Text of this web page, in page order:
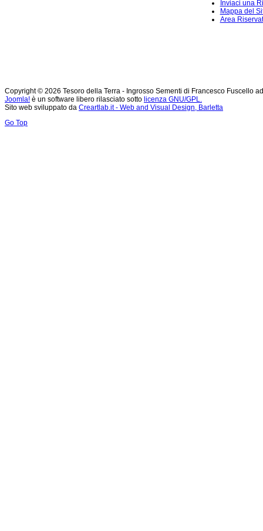
Inviaci una
Mappa del
Area
Copyright © 2026 Tesoro della Terra - Ingrosso Sementi di Francesco Fuscello
Joomla! è un software libero rilasciato sotto licenza GNU/GPL.
Sito web sviluppato da Creartlab.it - Web and Visual Design, Barletta
Go Top